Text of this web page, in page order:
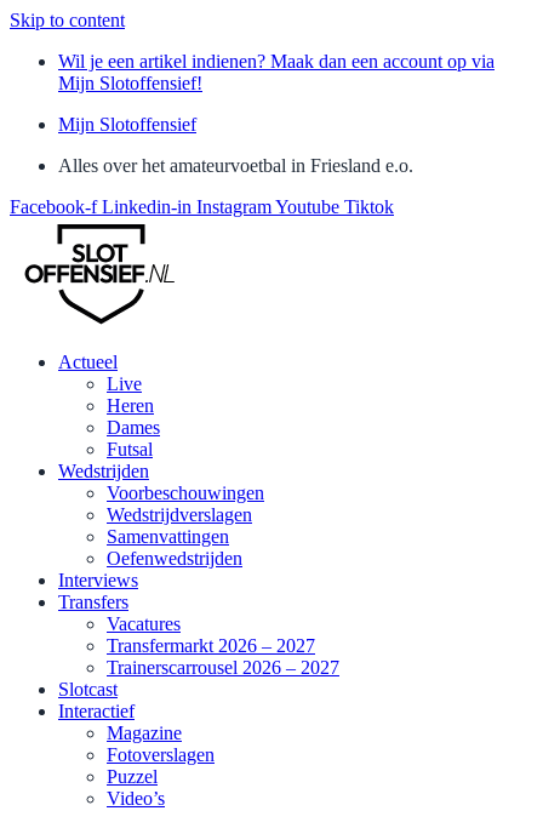
Skip to content
Wil je een artikel indienen? Maak dan een account op via
Mijn Slotoffensief!
Mijn Slotoffensief
Alles over het amateurvoetbal in Friesland e.o.
Facebook-f Linkedin-in InstagramYoutube Tiktok
Actueel
Live
Heren
Dames
Futsal
Wedstrijden
Voorbeschouwingen
Wedstrijdverslagen
Samenvattingen
Oefenwedstrijden
Interviews
Transfers
Vacatures
Transfermarkt 2026 – 2027
Trainerscarrousel 2026 – 2027
Slotcast
Interactief
Magazine
Fotoverslagen
Puzzel
Video’s